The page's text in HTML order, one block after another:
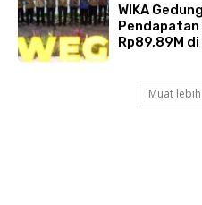
WIKA
Pendapatan
Rp89,89M
Muat